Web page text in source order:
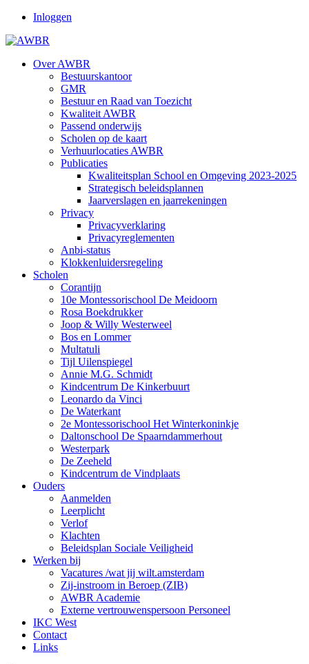
Inloggen
Over AWBR
Bestuurskantoor
GMR
Bestuur en Raad van Toezicht
Kwaliteit AWBR
Passend onderwijs
Scholen op de kaart
Verhuurlocaties AWBR
Publicaties
Kwaliteitsplan School en Omgeving 2023-2025
Strategisch beleidsplannen
Jaarverslagen en jaarrekeningen
Privacy
Privacyverklaring
Privacyreglementen
Anbi-status
Klokkenluidersregeling
Scholen
Corantijn
10e Montessorischool De Meidoorn
Rosa Boekdrukker
Joop & Willy Westerweel
Bos en Lommer
Multatuli
Tijl Uilenspiegel
Annie M.G. Schmidt
Kindcentrum De Kinkerbuurt
Leonardo da Vinci
De Waterkant
2e Montessorischool Het Winterkoninkje
Daltonschool De Spaarndammerhout
Westerpark
De Zeeheld
Kindcentrum de Vindplaats
Ouders
Aanmelden
Leerplicht
Verlof
Klachten
Beleidsplan Sociale Veiligheid
Werken bij
Vacatures /wat jij wilt.amsterdam
Zij-instroom in Beroep (ZIB)
AWBR Academie
Externe vertrouwenspersoon Personeel
IKC West
Contact
Links